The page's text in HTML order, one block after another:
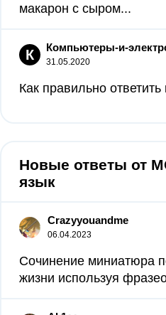
макарон с сыром...
К Компьютеры-и-
31.05.2020
Как правильно
Новые ответы от
язык
Crazyyouandme
06.04.2023
Сочинение миниатюра
жизни используя